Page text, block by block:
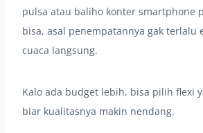
pulsa atau baliho konter smartphone
bisa, asal penempatannya gak terlalu
cuaca langsung.
Kalo ada budget lebih, bisa pilih flexi
biar kualitasnya makin nendang.